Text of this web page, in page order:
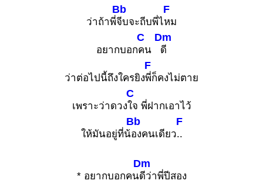
ว่าถ้าพี่
Bb
จีบจะถีบพี่ไ
F
หม
อยากบอก
C
คน
Dm
ดี
ว่าต่อไปนี้ถึงใครยิง
F
พี่ก็คงไม่ตาย
เพราะว่าดวง
C
ใจ พี่ฝากเอาไว้
ให้มันอยู่ที่น้
Bb
องคนเดียว
F
..
* อยากบอกคน
Dm
ดีว่าพี่ปีสอง